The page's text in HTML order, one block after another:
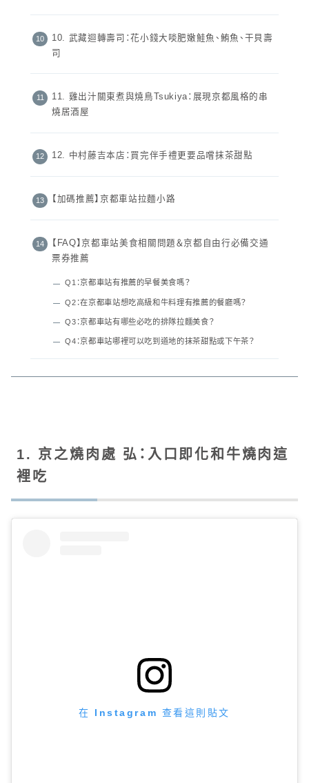
10. 武藏迴轉壽司：花小錢大啖肥嫩鮭魚、鮪魚、干貝壽
司
11. 雞出汁關東煮與燒鳥Tsukiya：展現京都風格的串
燒居酒屋
12. 中村藤吉本店：買完伴手禮更要品嚐抹茶甜點
【加碼推薦】京都車站拉麵小路
【FAQ】京都車站美食相關問題＆京都自由行必備交通
票券推薦
Q1：京都車站有推薦的早餐美食嗎？
Q2：在京都車站想吃高級和牛料理有推薦的餐廳嗎？
Q3：京都車站有哪些必吃的排隊拉麵美食？
Q4：京都車站哪裡可以吃到道地的抹茶甜點或下午茶？
1. 京之燒肉處 弘：入口即化和牛燒肉這
裡吃
在 Instagram 查看這則貼文